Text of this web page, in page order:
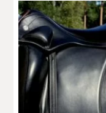
här
produkten
har
flera
varianter.
De
TöltSaga
TOPREITER
Trikem
Tunahaken